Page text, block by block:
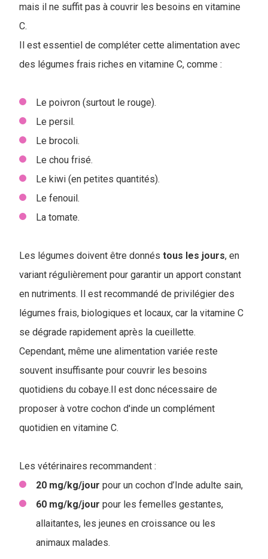
mais il ne suffit pas à couvrir les besoins en vitamine
C.
Il est essentiel de compléter cette alimentation avec
des légumes frais riches en vitamine C, comme :
Le poivron (surtout le rouge).
Le persil.
Le brocoli.
Le chou frisé.
Le kiwi (en petites quantités).
Le fenouil.
La tomate.
Les légumes doivent être donnés tous les jours, en
variant régulièrement pour garantir un apport constant
en nutriments. Il est recommandé de privilégier des
légumes frais, biologiques et locaux, car la vitamine C
se dégrade rapidement après la cueillette.
Cependant, même une alimentation variée reste
souvent insuffisante pour couvrir les besoins
quotidiens du cobaye.Il est donc nécessaire de
proposer à votre cochon d'inde un complément
quotidien en vitamine C.
Les vétérinaires recommandent :
20 mg/kg/jour pour un cochon d’Inde adulte sain,
60 mg/kg/jour pour les femelles gestantes,
allaitantes, les jeunes en croissance ou les
animaux malades.